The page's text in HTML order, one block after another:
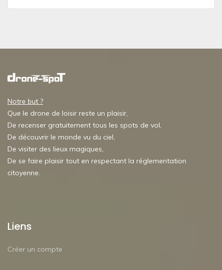
Notre but ?
Que le drone de loisir reste un plaisir,
De recenser gratuitement tous les spots de vol,
De découvrir le monde vu du ciel,
De visiter des lieux magiques,
De se faire plaisir tout en respectant la réglementation
citoyenne.
Liens
Créer un compte